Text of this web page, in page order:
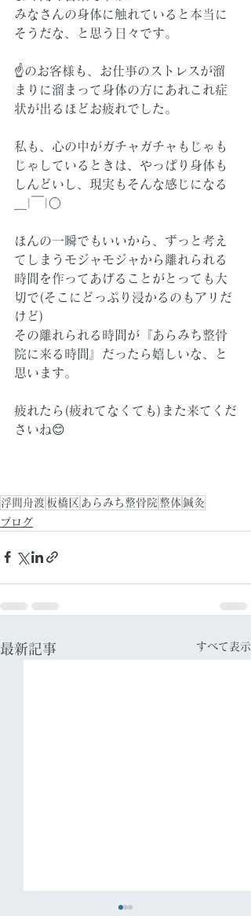
みなさんの身体に触れていると本当に
そうだな、と思う日々です。
☝️のお客様も、お仕事のストレスが溜
まりに溜まって身体の方にあれこれ症
状が出るほどお疲れでした。
私も、心の中がガチャガチャもじゃも
じゃしているときは、やっぱり身体も
しんどいし、現実もそんな感じになる
＿|￣|○
ほんの一瞬でもいいから、ずっと考え
てしまうモジャモジャから離れられる
時間を作ってあげることがとっても大
切で(そこにどっぷり浸かるのもアリだ
けど)
その離れられる時間が『あらみち整骨
院に来る時間』だったら嬉しいな、と
思います。
疲れたら(疲れてなくても)また来てくだ
さいね😊
浮間舟渡 板橋区 あらみち整骨院 整体 鍼灸
ブログ
最新記事 すべて表示